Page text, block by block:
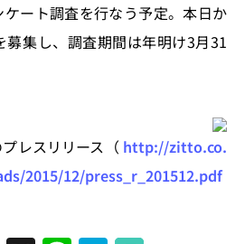
ート調査を行なう予定。本日か
募集し、調査期間は年明け3月31
レスリリース（ http://zitto.co.
2015/12/press_r_201512.pdf